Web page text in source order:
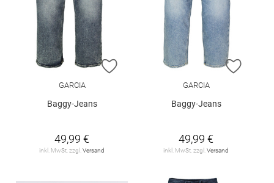
ZUR WUNSCHLISTE HINZUFÜGEN
GARCIA
Baggy-Jeans
49,99 €
inkl. MwSt. zzgl. Versand
ZUR
GARCIA
Baggy-Jeans
49,99 €
inkl. MwSt. zzgl. Versand